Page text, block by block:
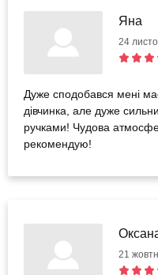
Яна
24
Дуже сподобався мені
дівчинка, але дуже
ручками! Чудова
рекомендую!
21